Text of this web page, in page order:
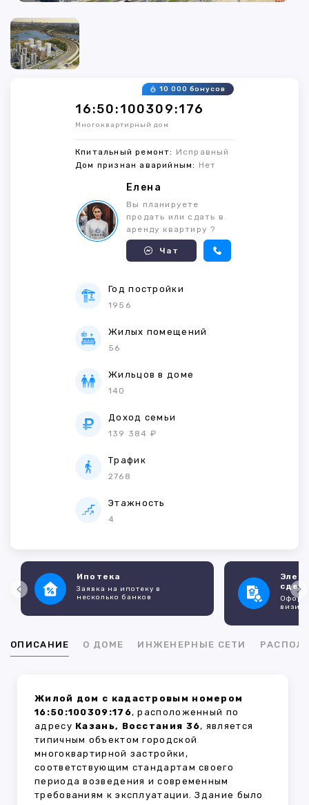
16:50:100309:176
10 000 бонусов
Многоквартирный дом
Кпитальный ремонт: Исправный
Дом признан аварийным: Нет
Елена
Вы планируете
продать или сдать в
аренду квартиру ?
Чат
Год постройки
1956
Жилых помещений
56
Жильцов в доме
140
Доход семьи
139 384 ₽
Трафик
2768
Этажность
4
Ипотека
Заявка на ипотеку в
несколько банков
ОПИСАНИЕ О ДОМЕ ИНЖЕНЕРНЫЕ СЕТИ
Жилой дом с кадастровым номером
16:50:100309:176, расположенный по
адресу Казань, Восстания 36, является
типичным объектом городской
многоквартирной застройки,
соответствующим стандартам своего
периода возведения и современным
требованиям к эксплуатации. Здание было